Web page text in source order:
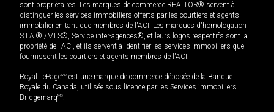
sont propriétaires. Les marques de commerce REALTOR® servent à
distinguer les services immobiliers offerts par les courtiers et agents
immobilier en tant que membres de l'ACI. Les marques d'homologation
S.I.A.® /MLS®, Service inter-agences®, et leurs logos respectifs sont la
propriété de l'ACI, et ils servent à identifier les services immobiliers que
fournissent les courtiers et agents membres de l'ACI.
Royal LePageMD est une marque de commerce déposée de la Banque
Royale du Canada, utilisée sous licence par les Services immobiliers
BridgemarqMD.